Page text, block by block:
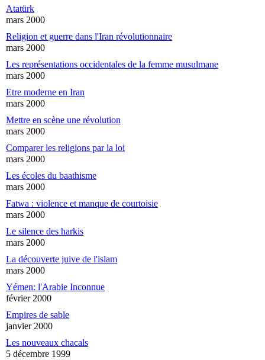
Atatürk
mars 2000
Religion et guerre dans l'Iran révolutionnaire
mars 2000
Les représentations occidentales de la femme musulmane
mars 2000
Etre moderne en Iran
mars 2000
Mettre en scène une révolution
mars 2000
Comparer les religions par la loi
mars 2000
Les écoles du baathisme
mars 2000
Fatwa : violence et manque de courtoisie
mars 2000
Le silence des harkis
mars 2000
La découverte juive de l'islam
mars 2000
Yémen: l'Arabie Inconnue
février 2000
Empires de sable
janvier 2000
Les nouveaux chacals
5 décembre 1999